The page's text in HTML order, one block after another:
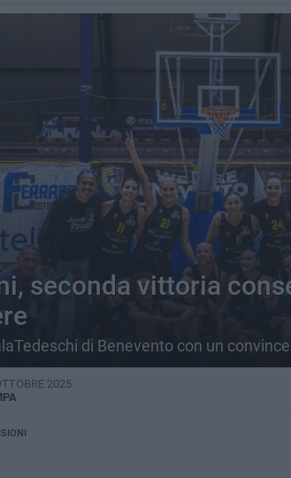
seconda vittoria
di Benevento con un
2025